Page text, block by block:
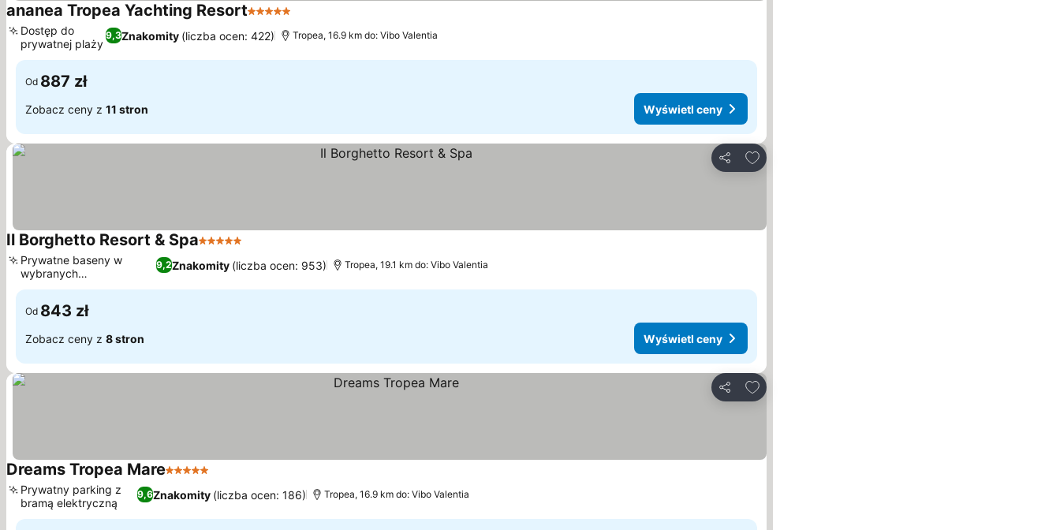
ananea Tropea Yachting Resort5 Kategoria
9,3Znakomity (liczba ocen: 422)
Dostęp do
prywatnej plaży
Tropea, 16.9 km do: Vibo Valentia
Od 887 zł
Zobacz ceny z 11 stron Wyświetl ceny
Udostępnij
Dodaj do ulubionych
Il Borghetto Resort & Spa5 Kategoria
9,2Znakomity (liczba ocen: 953)
Prywatne baseny w
wybranych
apartamentach
Tropea, 19.1 km do: Vibo Valentia
Od 843 zł
Zobacz ceny z 8 stron Wyświetl ceny
Udostępnij
Dodaj do ulubionych
Dreams Tropea Mare5 Kategoria
9,6Znakomity (liczba ocen: 186)
Prywatny parking z
bramą elektryczną
Tropea, 16.9 km do: Vibo Valentia